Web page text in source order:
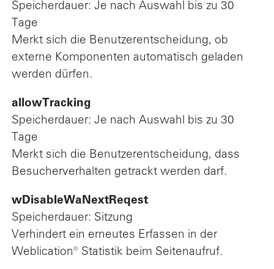
Speicherdauer: Je nach Auswahl bis zu 30
Tage
Merkt sich die Benutzerentscheidung, ob
externe Komponenten automatisch geladen
werden dürfen.
allowTracking
Speicherdauer: Je nach Auswahl bis zu 30
Tage
Merkt sich die Benutzerentscheidung, dass
Besucherverhalten getrackt werden darf.
wDisableWaNextReqest
Speicherdauer: Sitzung
Verhindert ein erneutes Erfassen in der
Weblication® Statistik beim Seitenaufruf.